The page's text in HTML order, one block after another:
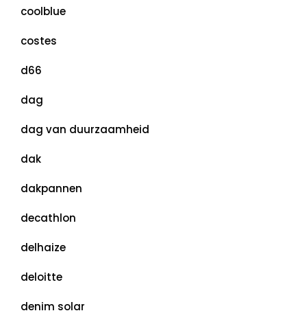
coolblue
costes
d66
dag
dag van duurzaamheid
dak
dakpannen
decathlon
delhaize
deloitte
denim solar